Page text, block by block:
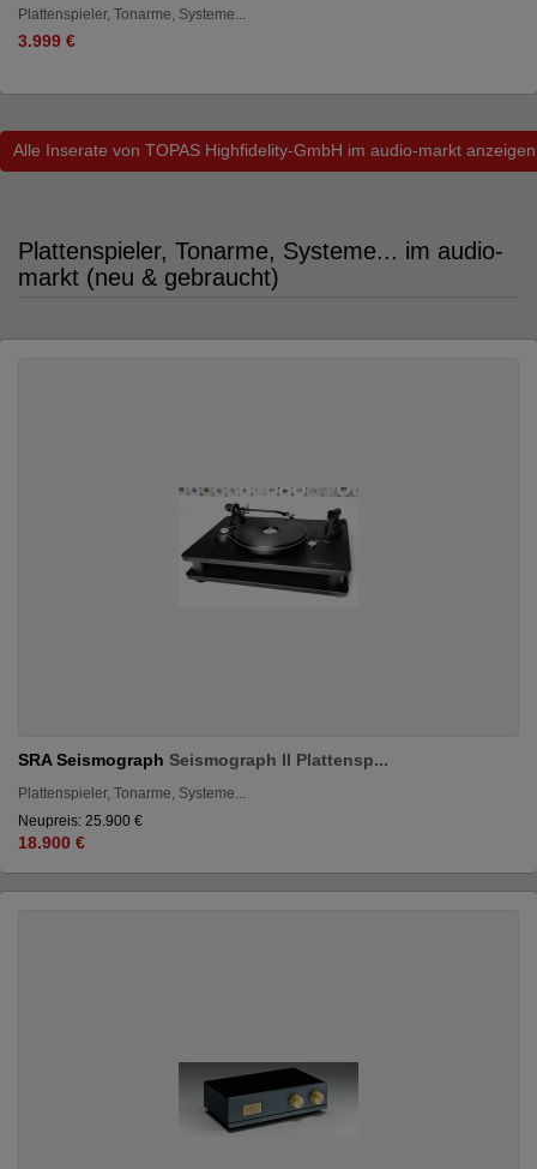
Plattenspieler, Tonarme, Systeme...
3.999 €
Alle Inserate von TOPAS Highfidelity-GmbH im audio-markt anzeigen
Plattenspieler, Tonarme, Systeme... im audio-
markt (neu & gebraucht)
SRA Seismograph Seismograph II Plattensp...
Plattenspieler, Tonarme, Systeme...
Neupreis: 25.900 €
18.900 €